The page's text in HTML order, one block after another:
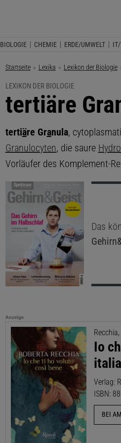
BIOLOGIE CHEMIE ERDE/UMWELT
Startseite Lexika Lexikon der Biologie
LEXIKON DER BIOLOGIE
:
tertiäre
tertiäre Granula,
Granulocyten, die saure
Vorläufer des Komplement-
Das
Anzeige
Io
Verlag:
ISBN:
BEI